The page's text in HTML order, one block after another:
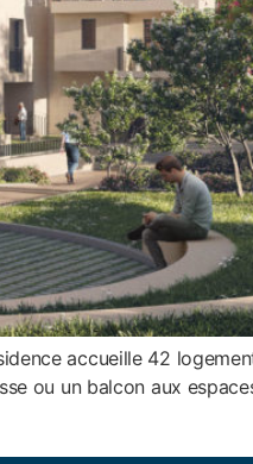
accueille 42
ou un balcon aux